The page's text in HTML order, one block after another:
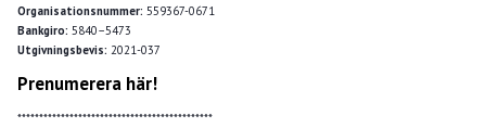
Organisationsnummer: 559367-0671
Bankgiro: 5840–5473
Utgivningsbevis: 2021-037
Prenumerera här!
*********************************************